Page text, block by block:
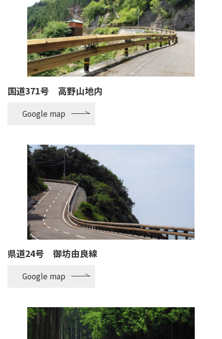
国道371号 高野山地内
Google map
県道24号 御坊由良線
Google map